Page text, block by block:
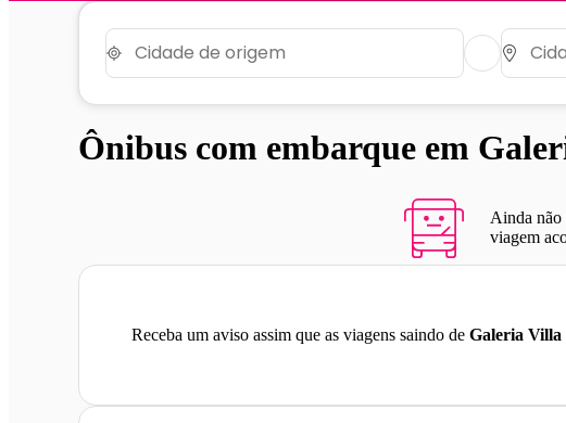
Ônibus com embarque em
Ainda não
viagem
Receba um aviso assim que as viagens saindo de Galeria